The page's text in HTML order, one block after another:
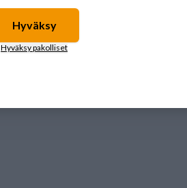
Hyväksy
Hyväksy pakolliset